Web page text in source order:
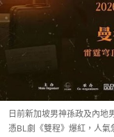
日前新加坡男神孫政及內地
憑BL劇《雙程》爆紅，人氣